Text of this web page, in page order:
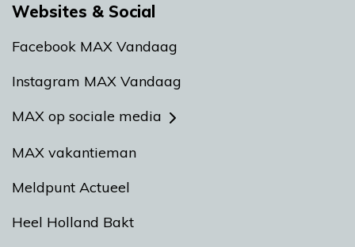
Websites & Social
Facebook MAX Vandaag
Instagram MAX Vandaag
MAX op sociale media
MAX vakantieman
Meldpunt Actueel
Heel Holland Bakt